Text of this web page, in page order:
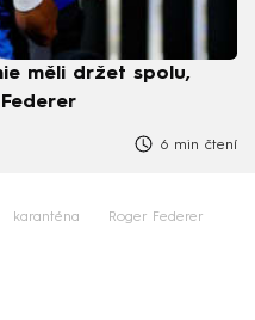
měli držet spolu,
6 min čtení
karanténa Roger Federer